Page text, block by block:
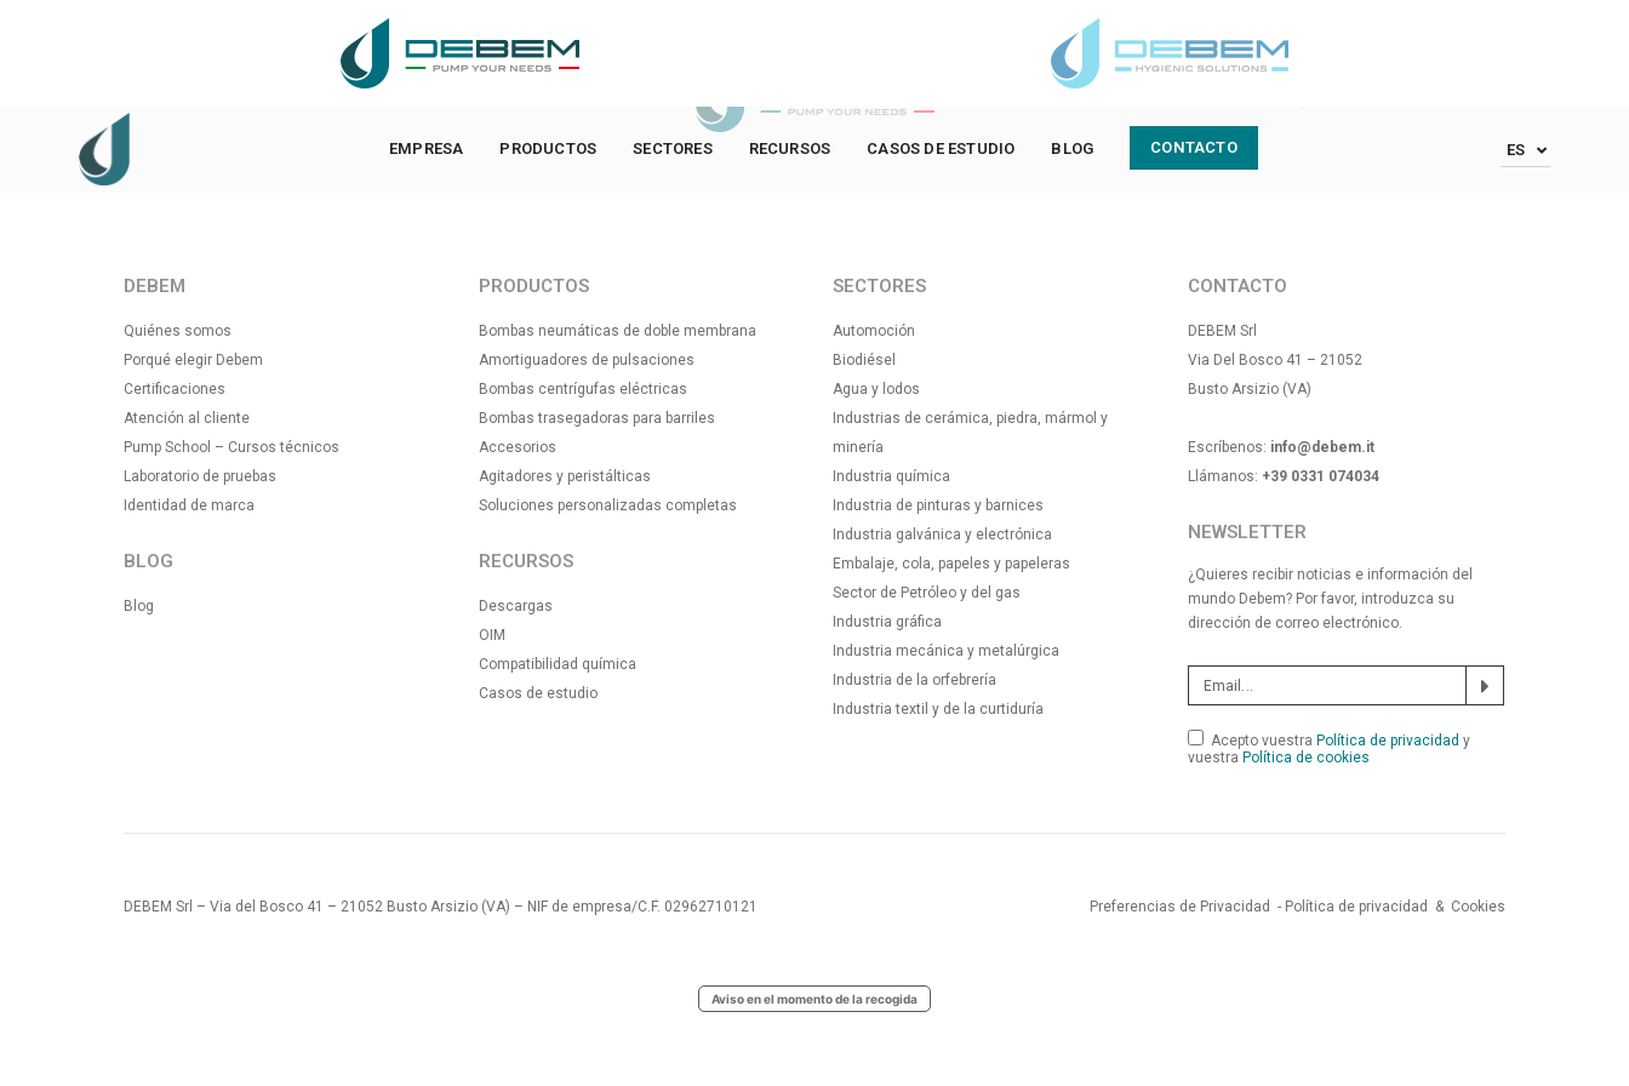
EMPRESA PRODUCTOS SECTORES RECURSOS CASOS DE ESTUDIO BLOG CONTACTO ES
DEBEM
Quiénes somos
Porqué elegir Debem
Certificaciones
Atención al cliente
Pump School – Cursos técnicos
Laboratorio de pruebas
Identidad de marca
BLOG
Blog
PRODUCTOS
Bombas neumáticas de doble membrana
Amortiguadores de pulsaciones
Bombas centrígufas eléctricas
Bombas trasegadoras para barriles
Accesorios
Agitadores y peristálticas
Soluciones personalizadas completas
RECURSOS
Descargas
OIM
Compatibilidad química
Casos de estudio
SECTORES
Automoción
Biodiésel
Agua y lodos
Industrias de cerámica, piedra, mármol y
minería
Industria química
Industria de pinturas y barnices
Industria galvánica y electrónica
Embalaje, cola, papeles y papeleras
Sector de Petróleo y del gas
Industria gráfica
Industria mecánica y metalúrgica
Industria de la orfebrería
Industria textil y de la curtiduría
CONTACTO
DEBEM Srl
Via Del Bosco 41 – 21052
Busto Arsizio (VA)
Escríbenos: info@debem.it
Llámanos: +39 0331 074034
NEWSLETTER
¿Quieres recibir noticias e información del
mundo Debem? Por favor, introduzca su
dirección de correo electrónico.
Acepto vuestra Política de privacidad y
vuestra Política de cookies
DEBEM Srl – Via del Bosco 41 – 21052 Busto Arsizio (VA) – NIF de empresa/C.F. 02962710121 Preferencias de Privacidad - Política de privacidad & Cookies
Aviso en el momento de la recogida